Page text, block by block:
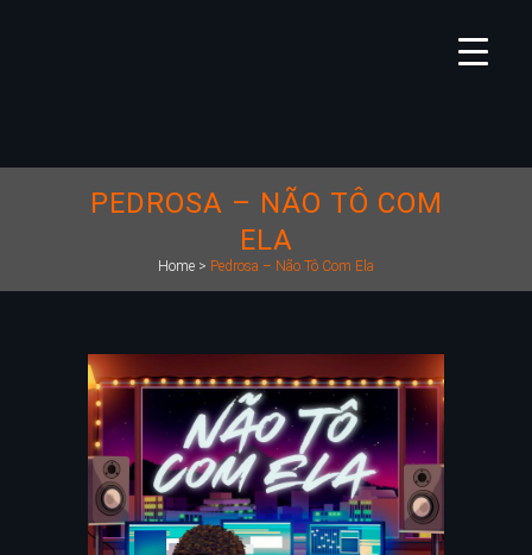
PEDROSA – NÃO TÔ COM
ELA
Home > Pedrosa – Não Tô Com Ela